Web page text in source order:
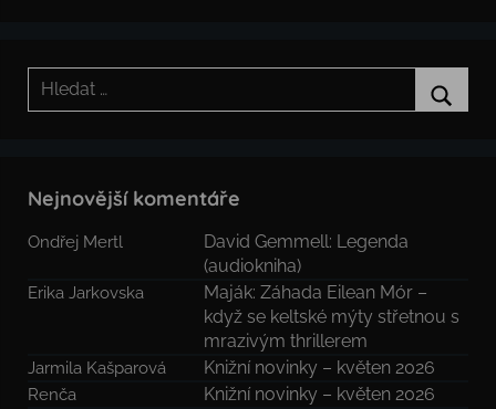
Hledat:
Nejnovější komentáře
Ondřej Mertl
David Gemmell: Legenda
(audiokniha)
Erika Jarkovska
Maják: Záhada Eilean Mór –
když se keltské mýty střetnou s
mrazivým thrillerem
Jarmila Kašparová Knižní novinky – květen 2026
Renča Knižní novinky – květen 2026